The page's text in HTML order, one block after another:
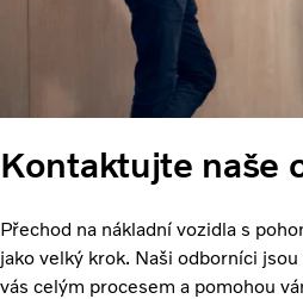
Kontaktujte naše
Přechod na nákladní vozidla s
jako velký krok. Naši odborníci
vás celým procesem a pomohou